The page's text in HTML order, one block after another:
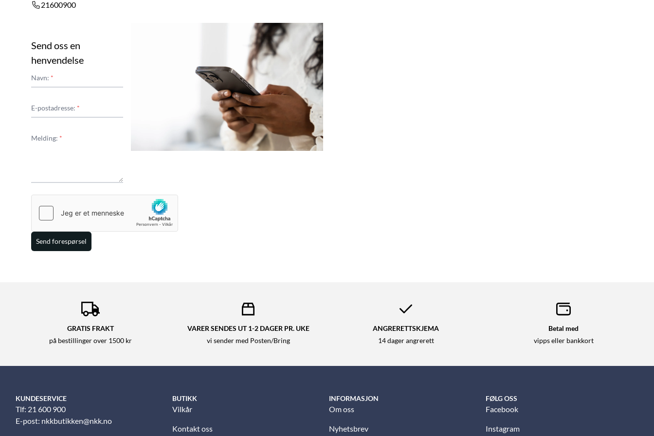
21600900
Send oss en
henvendelse
Navn: *
E-postadresse: *
Melding: *
Send forespørsel
GRATIS FRAKT
på bestillinger over 1500 kr
VARER SENDES UT 1-2 DAGER PR. UKE
vi sender med Posten/Bring
ANGRERETTSKJEMA
14 dager angrerett
Betal med
vipps eller bankkort
KUNDESERVICE
Tlf: 21 600 900
E-post: nkkbutikken@nkk.no
BUTIKK
Vilkår
Kontakt oss
INFORMASJON
Om oss
Nyhetsbrev
FØLG OSS
Facebook
Instagram